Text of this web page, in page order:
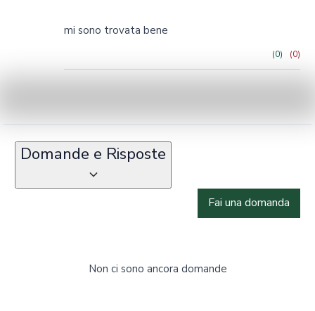
mi sono trovata bene
(0) (0)
Domande e Risposte
Fai una domanda
Non ci sono ancora domande